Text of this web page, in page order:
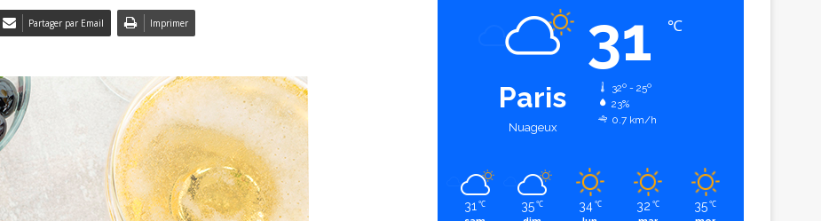
Partager par Email Imprimer
Paris
Nuageux
31 ℃
32º - 25º
23%
0.7 km/h
31 ℃ 35 ℃ 34 ℃ 32 ℃ 35 ℃